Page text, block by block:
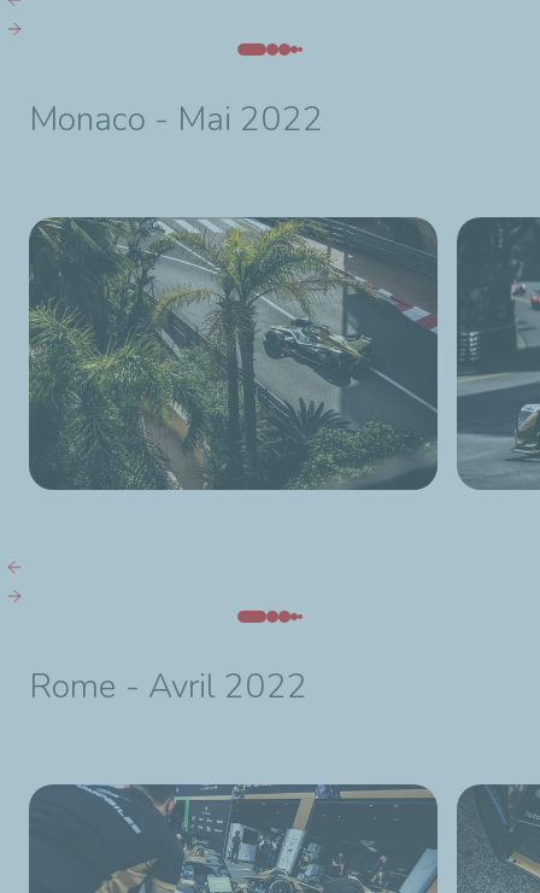
Monaco - Mai 2022
Rome - Avril 2022